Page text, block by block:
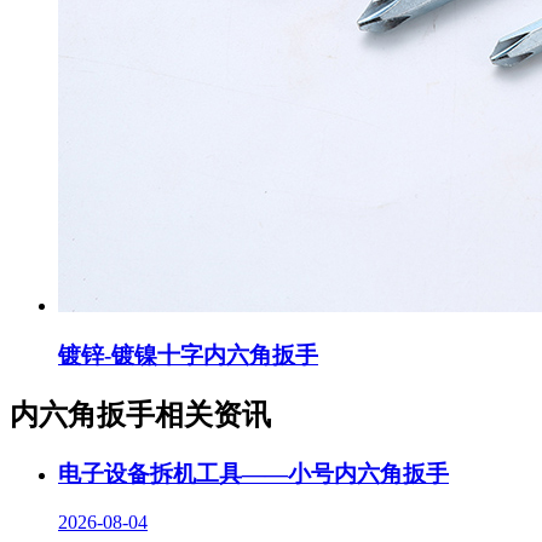
镀锌-镀镍十字内六角扳手
内六角扳手相关资讯
电子设备拆机工具——小号内六角扳手
2026-08-04